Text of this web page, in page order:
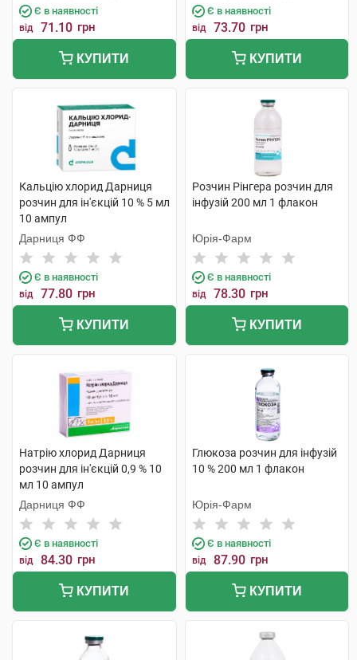
Є в наявності
від 71.10 грн
КУПИТИ
Є в наявності
від 73.70 грн
КУПИТИ
Кальцію хлорид Дарниця
розчин для ін'єкцій 10 % 5 мл
10 ампул
Дарниця ФФ
Є в наявності
від 77.80 грн
КУПИТИ
Розчин Рінгера розчин для
інфузій 200 мл 1 флакон
Юрія-Фарм
Є в наявності
від 78.30 грн
КУПИТИ
Натрію хлорид Дарниця
розчин для ін'єкцій 0,9 % 10
мл 10 ампул
Дарниця ФФ
Є в наявності
від 84.30 грн
КУПИТИ
Глюкоза розчин для інфузій
10 % 200 мл 1 флакон
Юрія-Фарм
Є в наявності
від 87.90 грн
КУПИТИ